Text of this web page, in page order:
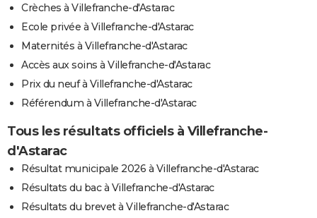
Crèches à Villefranche-d'Astarac
Ecole privée à Villefranche-d'Astarac
Maternités à Villefranche-d'Astarac
Accès aux soins à Villefranche-d'Astarac
Prix du neuf à Villefranche-d'Astarac
Référendum à Villefranche-d'Astarac
Tous les résultats officiels à Villefranche-
d'Astarac
Résultat municipale 2026 à Villefranche-d'Astarac
Résultats du bac à Villefranche-d'Astarac
Résultats du brevet à Villefranche-d'Astarac